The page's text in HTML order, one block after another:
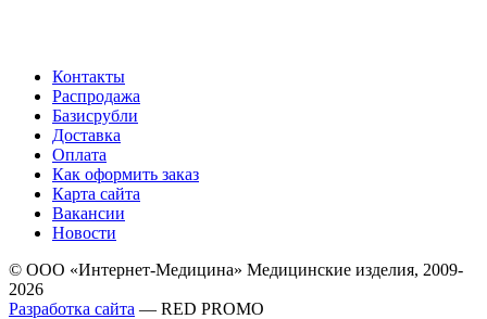
Контакты
Распродажа
Базисрубли
Доставка
Оплата
Как оформить заказ
Карта сайта
Вакансии
Новости
© ООО «Интернет-Медицина» Медицинские изделия, 2009-
2026
Разработка сайта — RED PROMO